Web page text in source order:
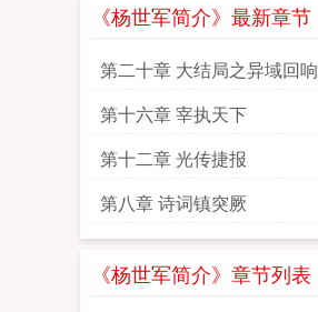
《杨世军简介》最新章节
第二十章 大结局之异域回响
第十六章 宰执天下
第十二章 光传捷报
第八章 诗词镇突厥
《杨世军简介》章节列表